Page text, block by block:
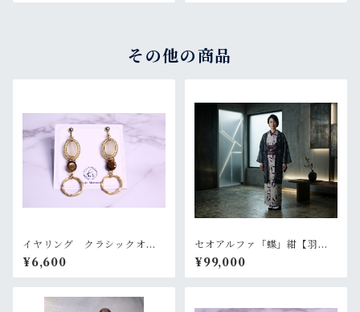
その他の商品
イヤリング クラシックオー
バル【美和香】
¥6,600
セオアルファ「蝶」紺【羽
織 プレタ 仕立て上がり】
¥99,000